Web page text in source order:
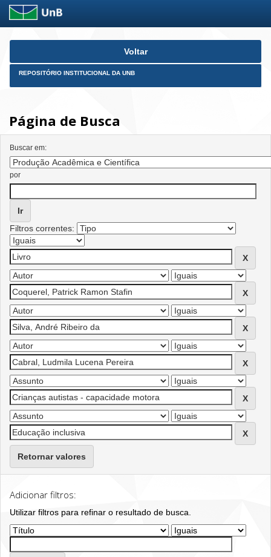
Skip
Voltar
REPOSITÓRIO INSTITUCIONAL DA UNB
Página de Busca
Buscar em:
por
Filtros correntes:
Retornar valores
Adicionar filtros:
Utilizar filtros para refinar o resultado de busca.